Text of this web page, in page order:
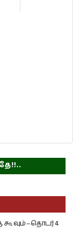
கூ வும் – தொடர் 4